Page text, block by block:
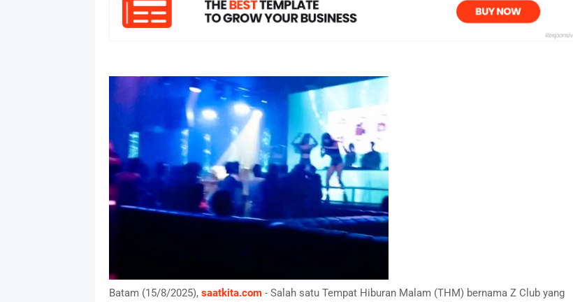
Batam (15/8/2025), saatkita.com- Salah satu Tempat Hiburan Malam (THM) bernama Z Club yang